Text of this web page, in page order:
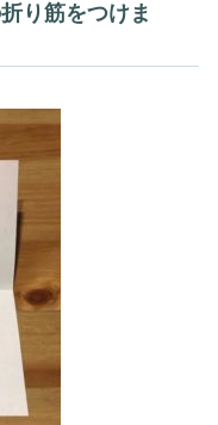
り筋をつけま